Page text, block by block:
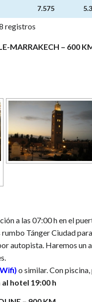
7.575
registros
MARRAKECH – 600
a las 07:00 h en el
Tánger Ciudad
autopista. Haremos un
o similar. Con
hotel 19:00 h